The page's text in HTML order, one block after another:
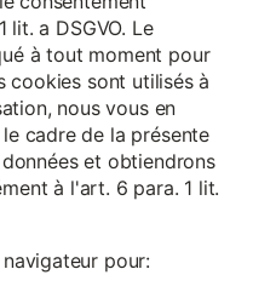
a DSGVO. Le
à tout moment pour
cookies sont utilisés à
nous vous en
cadre de la présente
et obtiendrons
à l'art. 6 para. 1 lit.
pour: